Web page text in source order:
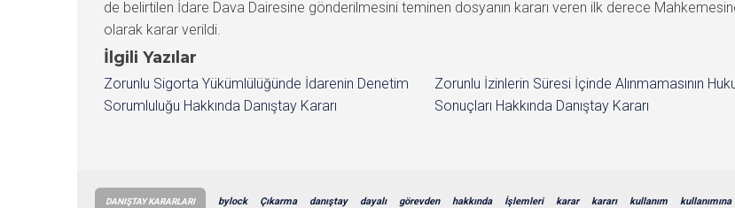
de belirtilen İdare Dava Dairesine gönderilmesini teminen dosyanın kararı veren ilk derece
olarak karar verildi.
İlgili Yazılar
Zorunlu Sigorta Yükümlülüğünde İdarenin Denetim
Sorumluluğu Hakkında Danıştay Kararı
Zorunlu İzinlerin Süresi İçinde Alınmamasının
Sonuçları Hakkında Danıştay Kararı
DANIŞTAY KARARLARI bylock Çıkarma danıştay dayalı görevden hakkında İşlemleri karar kararı kullanım kullanımına